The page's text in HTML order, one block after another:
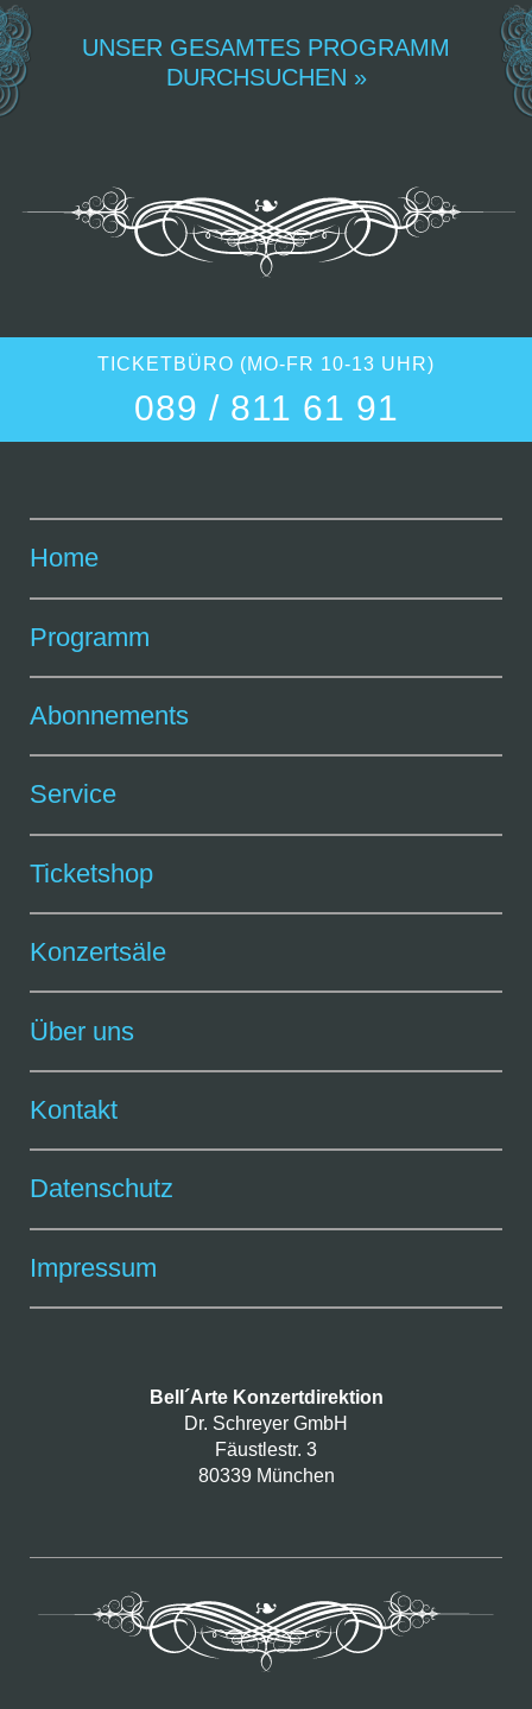
UNSER GESAMTES PROGRAMM
DURCHSUCHEN »
TICKETBÜRO (MO-FR 10-13 UHR)
089 / 811 61 91
Home
Programm
Abonnements
Service
Ticketshop
Konzertsäle
Über uns
Kontakt
Datenschutz
Impressum
Bell´Arte Konzertdirektion
Dr. Schreyer GmbH
Fäustlestr. 3
80339 München